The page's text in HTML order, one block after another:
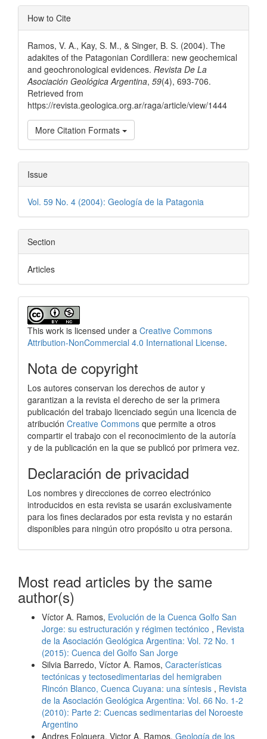
Article
Details
How to Cite
Ramos, V. A., Kay, S. M., & Singer, B. S. (2004). The
adakites of the Patagonian Cordillera: new geochemical
and geochronological evidences. Revista De La
Asociación Geológica Argentina, 59(4), 693-706.
Retrieved from
https://revista.geologica.org.ar/raga/article/view/1444
More Citation Formats
Issue
Vol. 59 No. 4 (2004): Geología de la Patagonia
Section
Articles
This work is licensed under a Creative Commons
Attribution-NonCommercial 4.0 International License.
Nota de copyright
Los autores conservan los derechos de autor y
garantizan a la revista el derecho de ser la primera
publicación del trabajo licenciado según una licencia de
atribución Creative Commons que permite a otros
compartir el trabajo con el reconocimiento de la autoría
y de la publicación en la que se publicó por primera vez.
Declaración de privacidad
Los nombres y direcciones de correo electrónico
introducidos en esta revista se usarán exclusivamente
para los fines declarados por esta revista y no estarán
disponibles para ningún otro propósito u otra persona.
Most read articles by the same
author(s)
Víctor A. Ramos, Evolución de la Cuenca Golfo San
Jorge: su estructuración y régimen tectónico , Revista
de la Asociación Geológica Argentina: Vol. 72 No. 1
(2015): Cuenca del Golfo San Jorge
Silvia Barredo, Víctor A. Ramos, Características
tectónicas y tectosedimentarias del hemigraben
Rincón Blanco, Cuenca Cuyana: una síntesis , Revista
de la Asociación Geológica Argentina: Vol. 66 No. 1-2
(2010): Parte 2: Cuencas sedimentarias del Noroeste
Argentino
Andres Folguera, Victor A. Ramos, Geología de los